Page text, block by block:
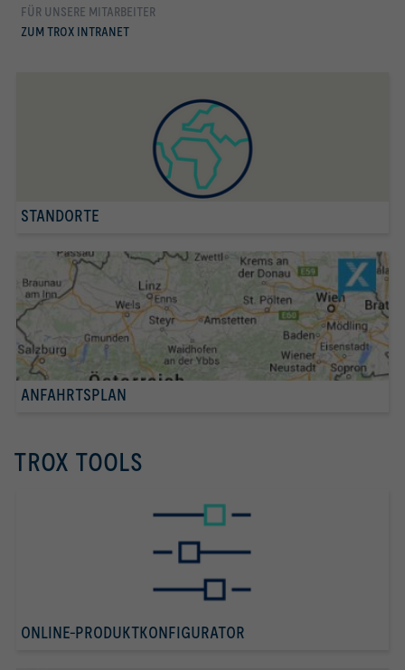
FÜR UNSERE MITARBEITER
ZUM TROX INTRANET
mehr erfahren
STANDORTE
ANFAHRTSPLAN
TROX TOOLS
ONLINE-PRODUKTKONFIGURATOR